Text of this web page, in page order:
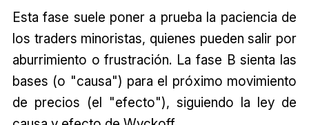
Esta fase suele poner a prueba la paciencia de
los traders minoristas, quienes pueden salir por
aburrimiento o frustración. La fase B sienta las
bases (o "causa") para el próximo movimiento
de precios (el "efecto"), siguiendo la ley de